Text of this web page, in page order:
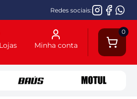
Redes sociais:
0
Minha conta